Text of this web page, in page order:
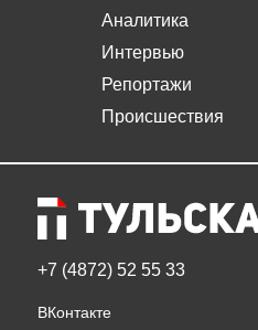
Аналитика
Интервью
Репортажи
Происшествия
+7 (4872) 52 55 33
ВКонтакте